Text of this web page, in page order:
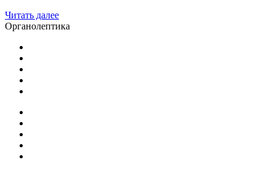
Читать далее
Органолептика